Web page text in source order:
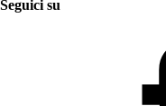
Seguici su